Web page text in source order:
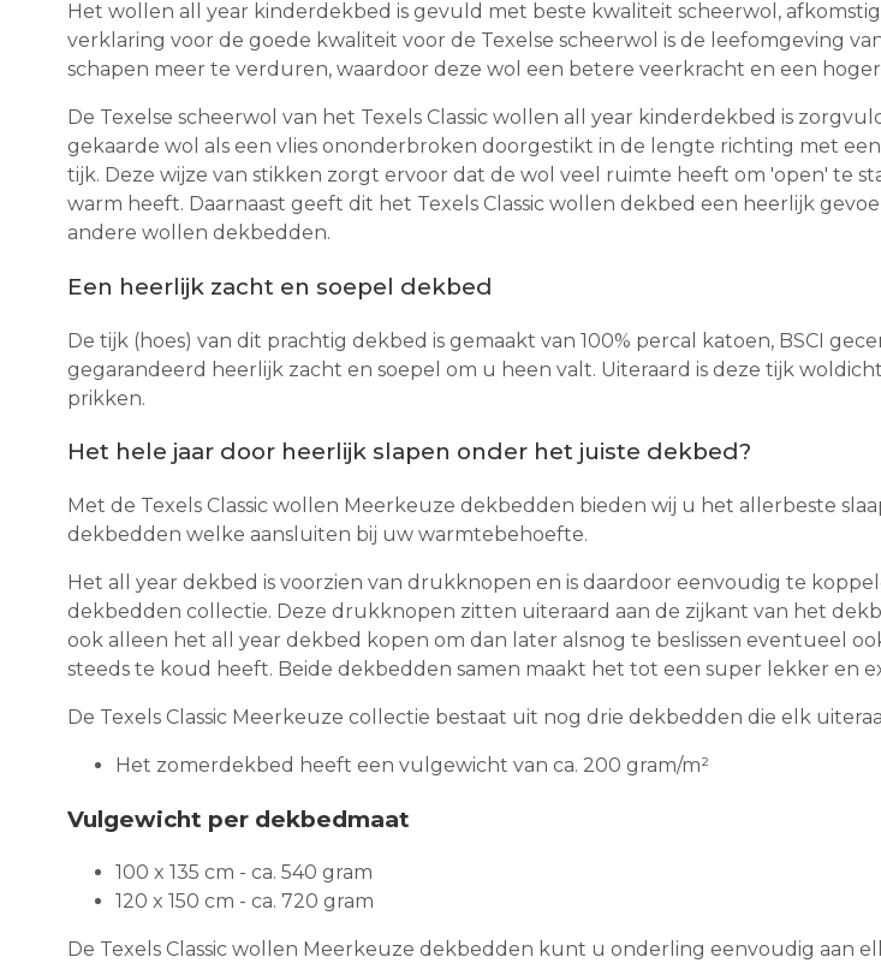
Het wollen all year kinderdekbed is gevuld met beste kwaliteit scheerwol,
verklaring voor de goede kwaliteit voor de Texelse scheerwol is de leefomgeving
schapen meer te verduren, waardoor deze wol een betere veerkracht en een
De Texelse scheerwol van het Texels Classic wollen all year kinderdekbed is
gekaarde wol als een vlies ononderbroken doorgestikt in de lengte richting met
tijk. Deze wijze van stikken zorgt ervoor dat de wol veel ruimte heeft om 'open' te
warm heeft. Daarnaast geeft dit het Texels Classic wollen dekbed een heerlijk
andere wollen dekbedden.
Een heerlijk zacht en soepel dekbed
De tijk (hoes) van dit prachtig dekbed is gemaakt van 100% percal katoen, BSCI
gegarandeerd heerlijk zacht en soepel om u heen valt. Uiteraard is deze tijk
prikken.
Het hele jaar door heerlijk slapen onder het juiste dekbed?
Met de Texels Classic wollen Meerkeuze dekbedden bieden wij u het allerbeste
dekbedden welke aansluiten bij uw warmtebehoefte.
Het all year dekbed is voorzien van drukknopen en is daardoor eenvoudig te
dekbedden collectie. Deze drukknopen zitten uiteraard aan de zijkant van het
ook alleen het all year dekbed kopen om dan later alsnog te beslissen eventueel
steeds te koud heeft. Beide dekbedden samen maakt het tot een super lekker en
De Texels Classic Meerkeuze collectie bestaat uit nog drie dekbedden die elk
Het zomerdekbed heeft een vulgewicht van ca. 200 gram/m²
Vulgewicht per dekbedmaat
100 x 135 cm - ca. 540 gram
120 x 150 cm - ca. 720 gram
De Texels Classic wollen Meerkeuze dekbedden kunt u onderling eenvoudig aan